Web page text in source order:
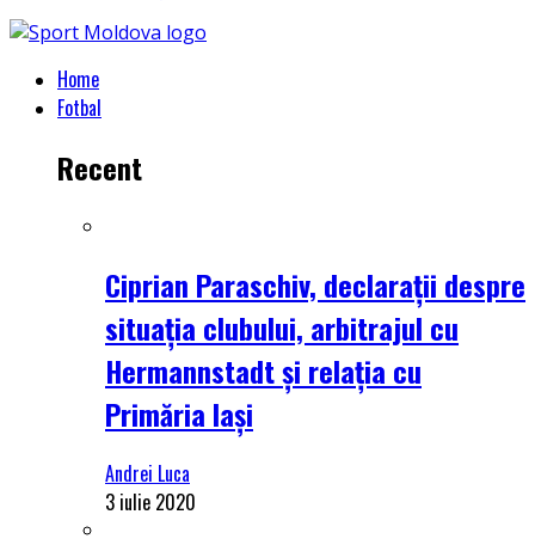
Home
Fotbal
Recent
Ciprian Paraschiv, declarații despre
situația clubului, arbitrajul cu
Hermannstadt și relația cu
Primăria Iași
Andrei Luca
3 iulie 2020